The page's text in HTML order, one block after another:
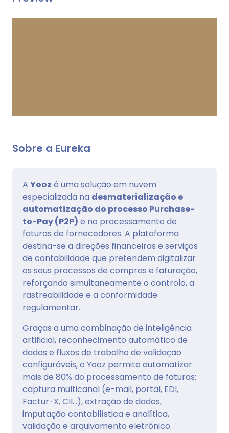
Sobre a Eureka
A Yooz é uma solução em nuvem
especializada na desmaterialização e
automatização do processo Purchase-
to-Pay (P2P) e no processamento de
faturas de fornecedores. A plataforma
destina-se a direções financeiras e serviços
de contabilidade que pretendem digitalizar
os seus processos de compras e faturação,
reforçando simultaneamente o controlo, a
rastreabilidade e a conformidade
regulamentar.
Graças a uma combinação de inteligência
artificial, reconhecimento automático de
dados e fluxos de trabalho de validação
configuráveis, o Yooz permite automatizar
mais de 80% do processamento de faturas:
captura multicanal (e-mail, portal, EDI,
Factur-X, CII...), extração de dados,
imputação contabilística e analítica,
validação e arquivamento eletrónico.